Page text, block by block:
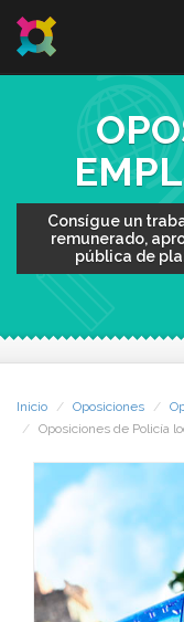
Consígue un
remunerado,
pública de
Inicio Oposiciones
Oposiciones de Policía